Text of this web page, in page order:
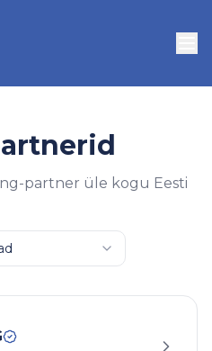
partner üle kogu Eesti